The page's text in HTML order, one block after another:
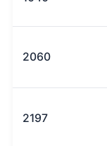
2060
2197